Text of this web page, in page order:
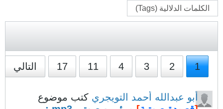
الكلمات الدلالية (Tags)
1
2
3
4
11
17 التالي
أبو عبدالله أحمد التويجري كتب موضوع